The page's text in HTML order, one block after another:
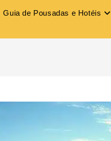
Guia de Pousadas e Hotéis